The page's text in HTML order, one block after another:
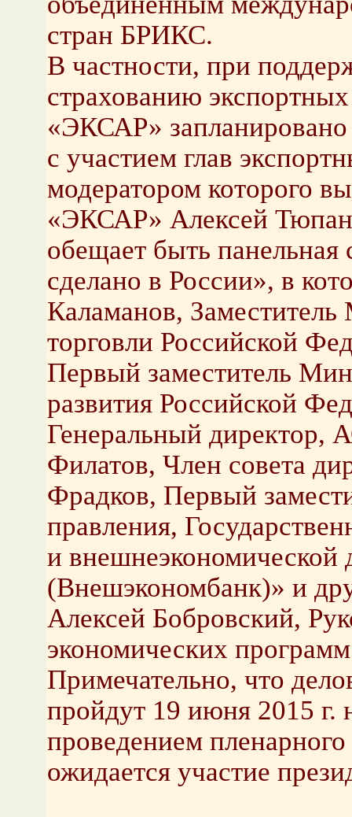
стран БРИКС.
В частности, при
страхованию
«ЭКСАР» запланировано
с участием глав
модератором которого
«ЭКСАР» Алексей
обещает быть панельная
сделано в России», в
Каламанов,
торговли Российской
Первый заместитель
развития Российской
Генеральный
Филатов, Член совета
Фрадков, Первый
правления,
и внешнеэкономической
(Внешэкономбанк)» и
Алексей Бобровский,
экономических
Примечательно, что
пройдут 19 июня 2015 г.
проведением
ожидается участие